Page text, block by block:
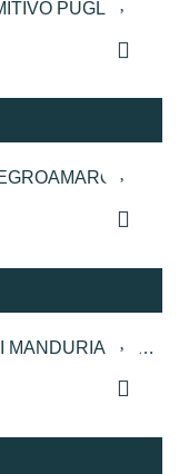
PUGLIA
MANDURIA DOP